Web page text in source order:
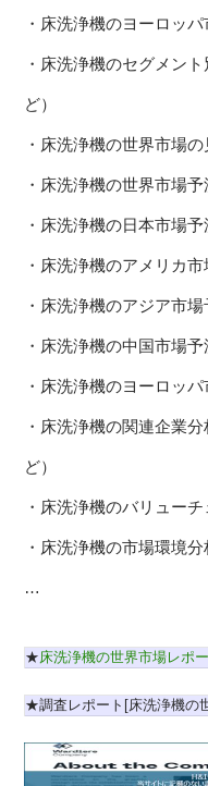
・床洗浄機のヨーロッ
・床洗浄機のセグメン
ど）
・床洗浄機の世界市場の
・床洗浄機の世界市場予
・床洗浄機の日本市場予
・床洗浄機のアメリカ市
・床洗浄機のアジア市場
・床洗浄機の中国市場予
・床洗浄機のヨーロッパ
・床洗浄機の関連企業
ど）
・床洗浄機のバリュー
・床洗浄機の市場環境分
…
★床洗浄機の世界市場レポ
★調査レポート[床洗浄機の